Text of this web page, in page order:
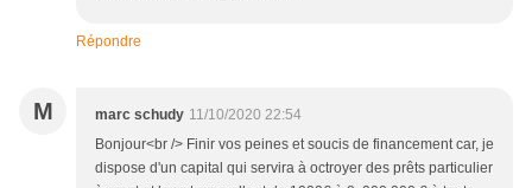
Répondre
M marc schudy 11/10/2020 22:54
Bonjour<br /> Finir vos peines et soucis de financement car, je
dispose d'un capital qui servira à octroyer des prêts particulier